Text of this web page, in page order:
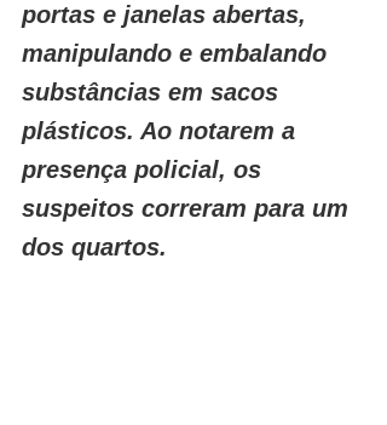
portas e janelas abertas,
manipulando e embalando
substâncias em sacos
plásticos. Ao notarem a
presença policial, os
suspeitos correram para um
dos quartos.